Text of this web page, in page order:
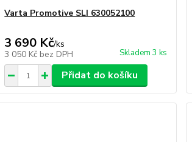
Varta Promotive SLI 630052100
3 690 Kč/ks
3 050 Kč bez DPH Skladem 3 ks
Přidat do košíku